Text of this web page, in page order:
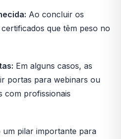
Ao concluir os
que têm peso no
Em alguns casos, as
portas para webinars ou
com profissionais
um pilar importante para